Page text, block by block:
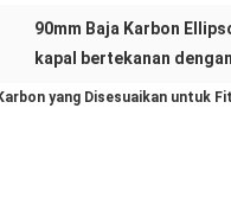
90mm Baja Karbon
kapal bertekanan
yang Disesuaikan untuk